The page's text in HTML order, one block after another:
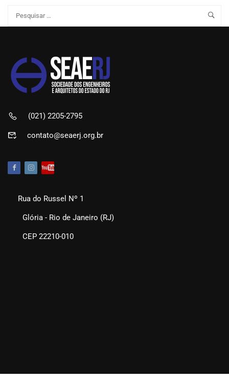
(021) 2205-2795
contato@seaerj.org.br
Rua do Russel Nº 1
Glória - Rio de Janeiro (RJ)
CEP 22210-010